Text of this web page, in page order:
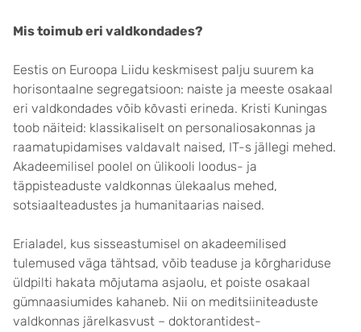
Mis toimub eri valdkondades?
Eestis on Euroopa Liidu keskmisest palju suurem ka
horisontaalne segregatsioon: naiste ja meeste osakaal
eri valdkondades võib kõvasti erineda. Kristi Kuningas
toob näiteid: klassikaliselt on personaliosakonnas ja
raamatupidamises valdavalt naised, IT-s jällegi mehed.
Akadeemilisel poolel on ülikooli loodus- ja
täppisteaduste valdkonnas ülekaalus mehed,
sotsiaalteadustes ja humanitaarias naised.
Erialadel, kus sisseastumisel on akadeemilised
tulemused väga tähtsad, võib teaduse ja kõrghariduse
üldpilti hakata mõjutama asjaolu, et poiste osakaal
gümnaasiumides kahaneb. Nii on meditsiiniteaduste
valdkonnas järelkasvust – doktorantidest-